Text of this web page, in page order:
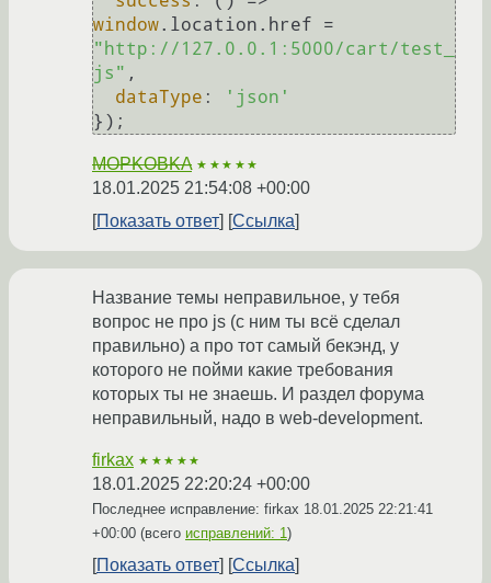
window. location . href
"http://127.0.0.1:5000/cart/test_
js" ,
dataType :
'json'
MOPKOBKA ★★★★★
18.01.2025 21:54:08 +00:00
Показать ответ
Ссылка
Название темы неправильное, у тебя
вопрос не про js (с ним ты всё сделал
правильно) а про тот самый бекэнд, у
которого не пойми какие требования
которых ты не знаешь. И раздел форума
неправильный, надо в web-development.
firkax ★★★★★
18.01.2025 22:20:24 +00:00
Последнее исправление: firkax 18.01.2025 22:21:41
+00:00 (всего исправлений: 1)
Показать ответ Ссылка